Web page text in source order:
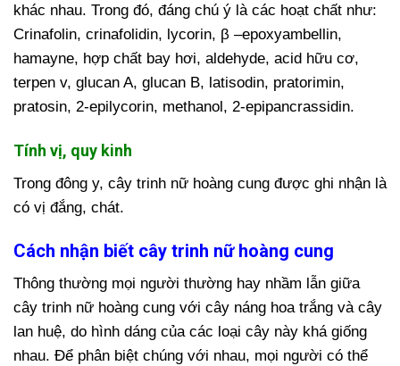
khác nhau. Trong đó, đáng chú ý là các hoạt chất như:
Crinafolin, crinafolidin, lycorin, β –epoxyambellin,
hamayne, hợp chất bay hơi, aldehyde, acid hữu cơ,
terpen v, glucan A, glucan B, latisodin, pratorimin,
pratosin, 2-epilycorin, methanol, 2-epipancrassidin.
Tính vị, quy kinh
Trong đông y, cây trinh nữ hoàng cung được ghi nhận là
có vị đắng, chát.
Cách nhận biết cây trinh nữ hoàng cung
Thông thường mọi người thường hay nhầm lẫn giữa
cây trinh nữ hoàng cung với cây náng hoa trắng và cây
lan huệ, do hình dáng của các loại cây này khá giống
nhau. Để phân biệt chúng với nhau, mọi người có thể